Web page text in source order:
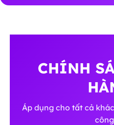
CHÍNH
Áp dụng cho tất cả